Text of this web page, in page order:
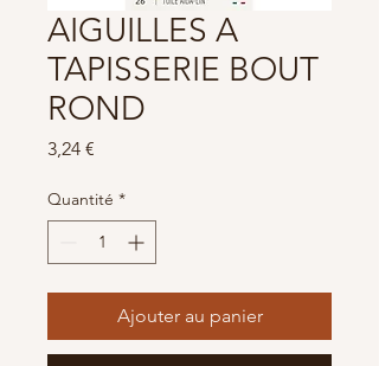
AIGUILLES A
TAPISSERIE BOUT
ROND
3,24 €
Quantité *
Ajouter au panier